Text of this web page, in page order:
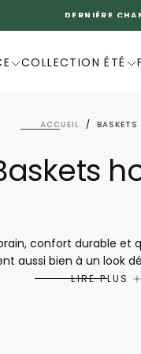
DERNIÈRE
COLLECTION ÉTÉ
ACCUEIL / BASKETS
confort durable
aussi bien à un look
pour le bien-
LIRE PLUS